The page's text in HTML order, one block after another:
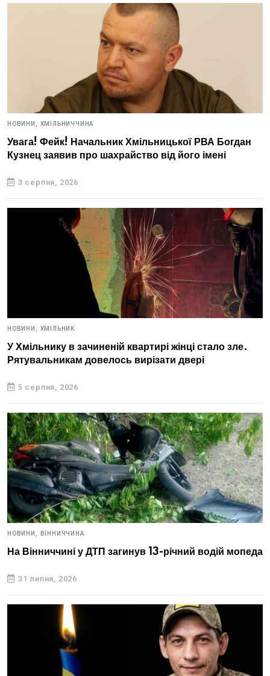
НОВИНИ, ХМІЛЬНИЧЧИНА
Увага! Фейк! Начальник Хмільницької РВА Богдан
Кузнец заявив про шахрайство від його імені
3 серпня, 2026
НОВИНИ, ХМІЛЬНИК
У Хмільнику в зачиненій квартирі жінці стало зле.
Рятувальникам довелось вирізати двері
5 серпня, 2026
НОВИНИ, ВІННИЧЧИНА
На Вінниччині у ДТП загинув 13-річний водій мопеда
31 липня, 2026